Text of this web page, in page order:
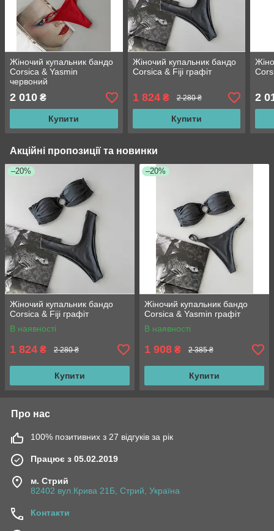
Жіночий купальник бандо
Corsica & Yasmin
червоний
2 010 ₴
Купити
Жіночий купальник бандо
Corsica & Fiji графіт
1 824₴ 2 280 ₴
Купити
2
Акційні пропозиції та новинки
–20%
Жіночий купальник бандо
Corsica & Fiji графіт
В наявності
1 824 ₴ 2 280 ₴
Купити
–20%
Жіночий купальник бандо
Corsica & Yasmin графіт
В наявності
1 908 ₴ 2 385 ₴
Купити
Про нас
100% позитивних з 27 відгуків за рік
Працює з 05.02.2019
м. Стрий
82402 вул.Крива 21Б, Стрий, Україна
Контакти